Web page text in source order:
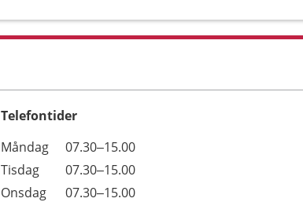
Telefontider
Dag
Öppettider
Kommentarer
Måndag
07.30–15.00
Tisdag
07.30–15.00
Onsdag
07.30–15.00